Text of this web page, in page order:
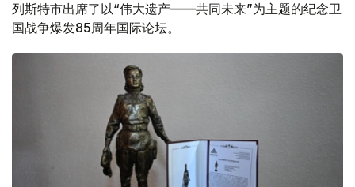
列斯特市出席了以“伟大遗产——共同未来”为主题的纪念卫
国战争爆发85周年国际论坛。